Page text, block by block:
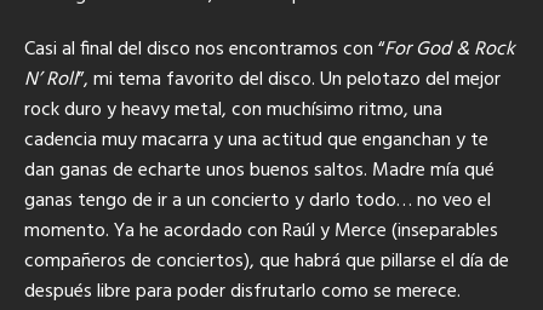
Casi al final del disco nos encontramos con “For God & Rock
N’ Roll”, mi tema favorito del disco. Un pelotazo del mejor
rock duro y heavy metal, con muchísimo ritmo, una
cadencia muy macarra y una actitud que enganchan y te
dan ganas de echarte unos buenos saltos. Madre mía qué
ganas tengo de ir a un concierto y darlo todo… no veo el
momento. Ya he acordado con Raúl y Merce (inseparables
compañeros de conciertos), que habrá que pillarse el día de
después libre para poder disfrutarlo como se merece.